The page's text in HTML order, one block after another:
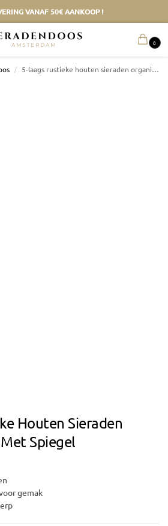
VANAF 50€ AANKOOP !
0
/ 5-laags rustieke houten sieraden organiser box met spiegel
Houten Sieraden
Spiegel
gemak